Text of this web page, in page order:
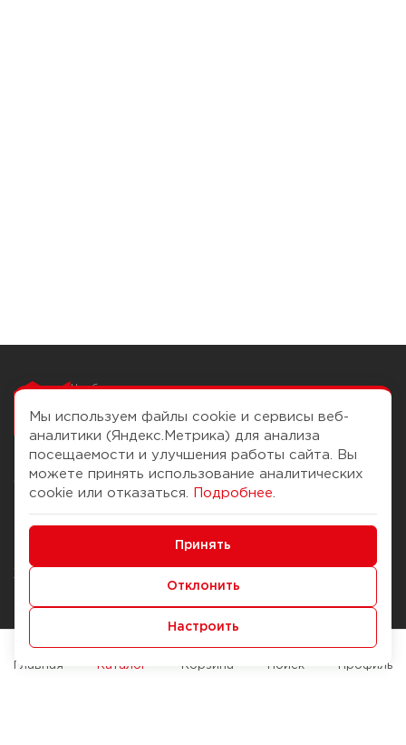
Чтобы вам легко
О компании
История Компании
Журнал
Наши марки
Брендирование
Помощь
Доставка и оплата
Способы оплаты
Служба контроля качества
Мы используем файлы cookie и сервисы веб-
аналитики (Яндекс.Метрика) для анализа
посещаемости и улучшения работы сайта. Вы
можете принять использование аналитических
cookie или отказаться.
Подробнее
Принять
Отклонить
Настроить
Главная Каталог Корзина Поиск Профиль